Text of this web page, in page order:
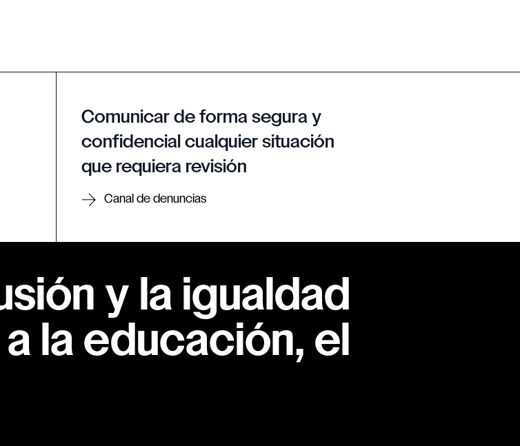
Comunicar de forma segura y
confidencial cualquier situación
que requiera revisión
Canal de denuncias
y la igualdad
la educación, el